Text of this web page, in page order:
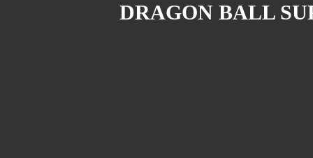
DRAGON BALL